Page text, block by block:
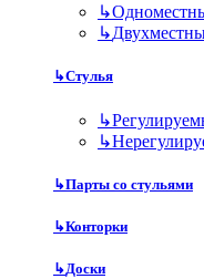
↳
↳
↳Стулья
↳
↳
↳Парты со стульями
↳Конторки
↳Доски